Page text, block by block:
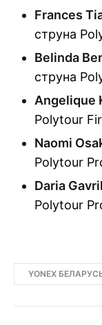
Frances
струна
Belinda
струна
Angelique
Polytour
Naomi
Polytour
Daria
Polytour
YONEX